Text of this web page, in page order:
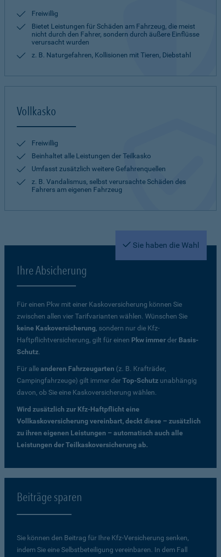
Freiwillig
Bietet Leistungen für Schäden am Fahrzeug, die meist
nicht durch den Fahrer, sondern durch äußere Einflüsse
verursacht wurden
z. B. Naturgefahren, Kollisionen mit Tieren, Diebstahl
Vollkasko
Freiwillig
Beinhaltet alle Leistungen der Teilkasko
Umfasst zusätzlich weitere Gefahrenquellen
z. B. Vandalismus, selbst verursachte Schäden des
Fahrers am eigenen Fahrzeug
Sie haben die Wahl
Ihre Absicherung
Für einen Pkw mit einer Kaskoversicherung können Sie
zwischen allen vier Tarifvarianten wählen. Wünschen Sie
keine Kaskoversicherung, sondern nur die Kfz-
Haftpflichtversicherung, gilt für einen Pkw immerder Basis-
Schutz.
Für alleanderen Fahrzeugarten (z. B. Krafträder,
Campingfahrzeuge) gilt immer derTop-Schutz unabhängig
davon, ob Sie eine Kaskoversicherung wählen.
Wird zusätzlich zur Kfz-Haftpflicht eine
Vollkaskoversicherung vereinbart, deckt diese – zusätzlich
zu ihren eigenen Leistungen – automatisch auch alle
Leistungen der Teilkaskoversicherung ab.
Beiträge sparen
Sie können den Beitrag für Ihre Kfz-Versicherung senken,
indem Sie eine Selbstbeteiligung vereinbaren. In dem Fall